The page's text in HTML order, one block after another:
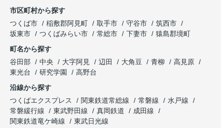
市区町村から探す
つくば市
稲敷郡阿見町 取手市 守谷市
筑西市
坂東市
つくばみらい市 常総市 下妻市
猿島郡境町
町名から探す
谷田部
中央 大字阿見 辺田 大角豆 青柳
高見原
東光台
研究学園
高野台
沿線から探す
つくばエクスプレス
関東鉄道常総線 常磐線
水戸線
常磐緩行線
東武野田線 真岡鉄道
成田線
関東鉄道竜ケ崎線
東武日光線